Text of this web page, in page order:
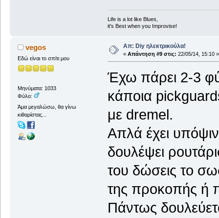
Life is a lot like Blues,
it's Best when you Improvise!
vegos
Εδώ είναι το σπίτι μου
Μηνύματα: 1033
Φύλο:
Άμα μεγαλώσω, θα γίνω
κιθαρίστας...
Απ: Diy ηλεκτρικούλα!
« Απάντηση #9 στις: 22/05/14, 15:10 »
Έχω πάρει 2-3
κάποια
με dremel.
Απλά έχει
δουλέψει
του δώσεις το
της προκοπής ή
Πάντως